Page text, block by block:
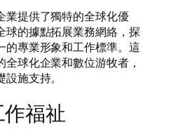
業提供了獨特的全球化優
球的據點拓展業務網絡，探
的專業形象和工作標準。這
球化企業和數位游牧者，
施支持。
福祉